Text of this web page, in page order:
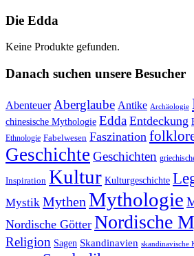
Die Edda
Keine Produkte gefunden.
Danach suchen unsere Besucher
Abenteuer Aberglaube Antike Archäologie
chinesische Mythologie Edda Entdeckung
Ethnologie Fabelwesen Faszination
Geschichte Geschichten
Inspiration Kultur Kulturgeschichte
Mystik Mythen Mythologie
Nordische Götter Nordische
Religion Sagen Skandinavien skandinavische